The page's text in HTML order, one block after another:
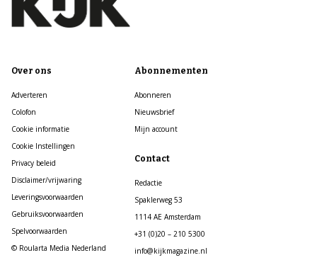
Over ons
Adverteren
Colofon
Cookie informatie
Cookie Instellingen
Privacy beleid
Disclaimer/vrijwaring
Leveringsvoorwaarden
Gebruiksvoorwaarden
Spelvoorwaarden
© Roularta Media Nederland
Abonnementen
Abonneren
Nieuwsbrief
Mijn account
Contact
Redactie
Spaklerweg 53
1114 AE Amsterdam
+31 (0)20 – 210 5300
info@kijkmagazine.nl